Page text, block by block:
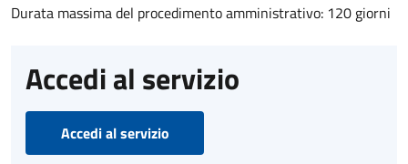
Durata massima del procedimento amministrativo: 120 giorni
Accedi al servizio
Accedi al servizio